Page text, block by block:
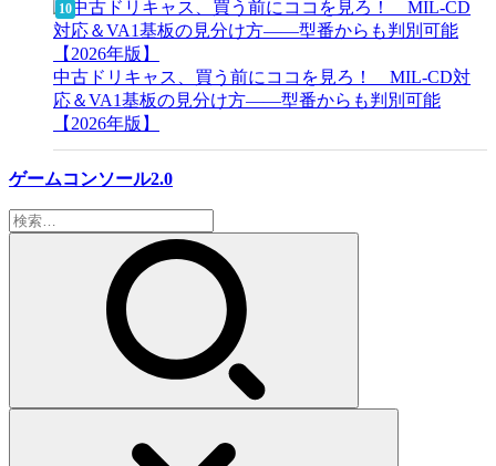
中古ドリキャス、買う前にココを見ろ！ MIL-CD対
応＆VA1基板の見分け方——型番からも判別可能
【2026年版】
ゲームコンソール2.0
検
索: